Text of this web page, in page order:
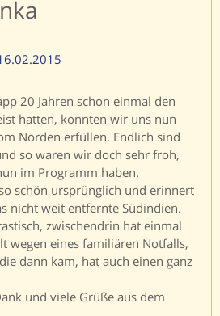
20 Jahren schon einmal den
hatten, konnten wir uns nun
Norden erfüllen. Endlich sind
so waren wir doch sehr froh,
im Programm haben.
schön ursprünglich und erinnert
nicht weit entfernte Südindien.
zwischendrin hat einmal
wegen eines familiären Notfalls,
dann kam, hat auch einen ganz
und viele Grüße aus dem